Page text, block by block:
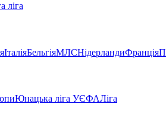
ліга
ІталіяБельгіяМЛСНідерландиФранція
Юнацька ліга УЄФАЛіга